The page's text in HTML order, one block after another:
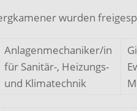
wurden
Anlagenmechaniker/in
für Sanitär-, Heizungs-
und Klimatechnik